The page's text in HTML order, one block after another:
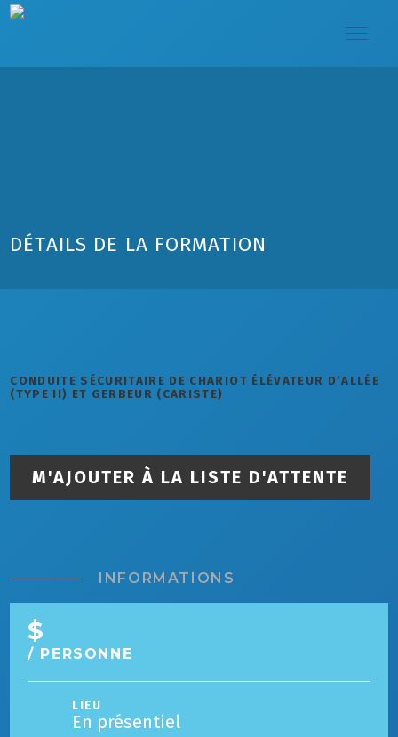
DÉTAILS DE LA FORMATION
INFORMATIONS
$
/ PERSONNE
LIEU
En présentiel
CONDUITE SÉCURITAIRE DE CHARIOT ÉLÉVATEUR D’ALLÉE
(TYPE II) ET GERBEUR (CARISTE)
M'AJOUTER À LA LISTE D'ATTENTE